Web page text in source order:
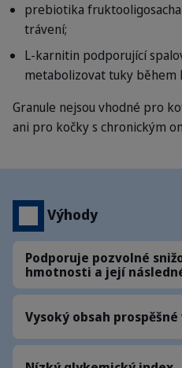
prebiotika
trávení;
L-karnitin podporující
metabolizovat tuky během
Granule nejsou vhodné pro
ani pro kočky s chronickým
Výhody
Podporuje pozvolné
hmotnosti a její
Vysoký obsah